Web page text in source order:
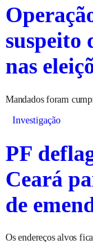
suspeito
nas
Mandados foram
Investigação
PF
Ceará
de
Os endereços alvos